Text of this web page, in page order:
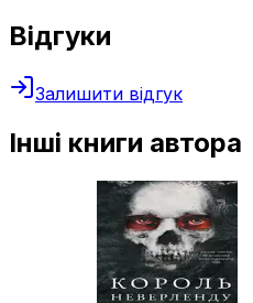
Відгуки
Залишити відгук
Інші книги автора